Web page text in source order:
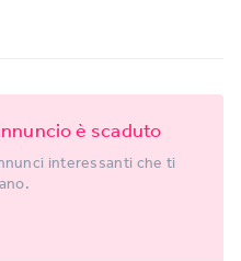
è scaduto
interessanti che ti